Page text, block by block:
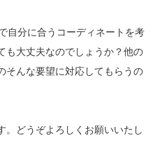
自分に合うコーディネートを考
も大丈夫なのでしょうか？他の
そんな要望に対応してもらうの
。どうぞよろしくお願いいたし